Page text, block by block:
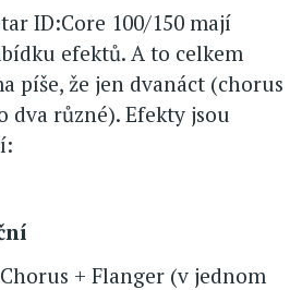
ID:Core 100/150 mají
efektů. A to celkem
píše, že jen dvanáct (chorus
dva různé). Efekty jsou
+ Flanger (v jednom